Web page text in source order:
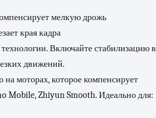
мелкую дрожь
края кадра
Включайте стабилизацию в
движений.
на моторах, которое компенсирует
Mobile, Zhiyun Smooth. Идеально для: